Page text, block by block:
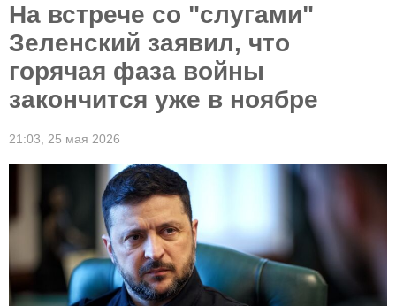
На встрече со "слугами"
Зеленский заявил, что
горячая фаза войны
закончится уже в ноябре
21:03, 25 мая 2026